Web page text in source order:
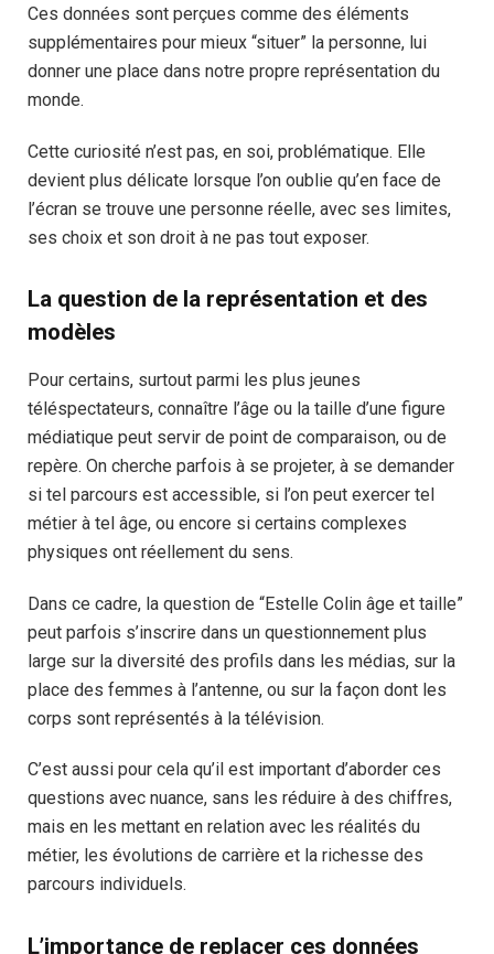
Ces données sont perçues comme des éléments
supplémentaires pour mieux “situer” la personne, lui
donner une place dans notre propre représentation du
monde.
Cette curiosité n’est pas, en soi, problématique. Elle
devient plus délicate lorsque l’on oublie qu’en face de
l’écran se trouve une personne réelle, avec ses limites,
ses choix et son droit à ne pas tout exposer.
La question de la représentation et des
modèles
Pour certains, surtout parmi les plus jeunes
téléspectateurs, connaître l’âge ou la taille d’une figure
médiatique peut servir de point de comparaison, ou de
repère. On cherche parfois à se projeter, à se demander
si tel parcours est accessible, si l’on peut exercer tel
métier à tel âge, ou encore si certains complexes
physiques ont réellement du sens.
Dans ce cadre, la question de “Estelle Colin âge et taille”
peut parfois s’inscrire dans un questionnement plus
large sur la diversité des profils dans les médias, sur la
place des femmes à l’antenne, ou sur la façon dont les
corps sont représentés à la télévision.
C’est aussi pour cela qu’il est important d’aborder ces
questions avec nuance, sans les réduire à des chiffres,
mais en les mettant en relation avec les réalités du
métier, les évolutions de carrière et la richesse des
parcours individuels.
L’importance de replacer ces données